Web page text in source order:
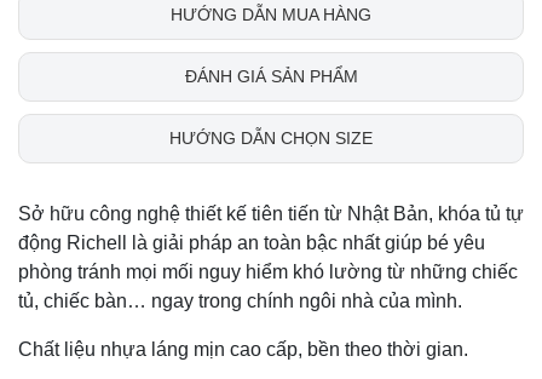
HƯỚNG DẪN MUA HÀNG
ĐÁNH GIÁ SẢN PHẨM
HƯỚNG DẪN CHỌN SIZE
Sở hữu công nghệ thiết kế tiên tiến từ Nhật Bản, khóa tủ tự
động Richell là giải pháp an toàn bậc nhất giúp bé yêu
phòng tránh mọi mối nguy hiểm khó lường từ những chiếc
tủ, chiếc bàn… ngay trong chính ngôi nhà của mình.
Chất liệu nhựa láng mịn cao cấp, bền theo thời gian.